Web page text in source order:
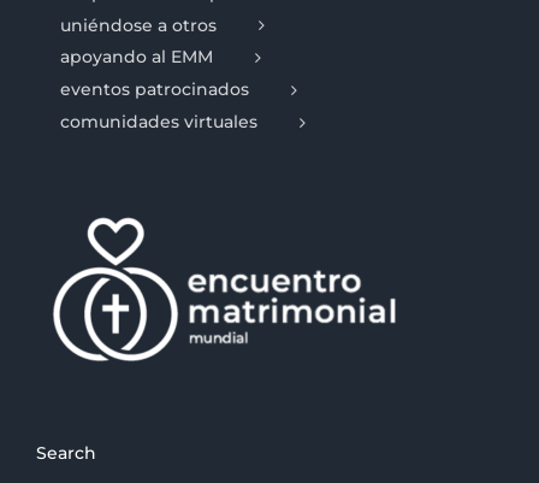
uniéndose a otros
apoyando al EMM
eventos patrocinados
comunidades virtuales
Search